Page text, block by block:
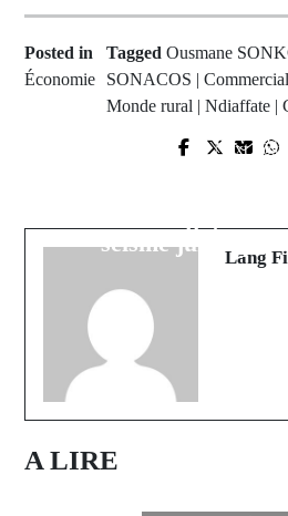
Posted in
Économie
Tagged Ousmane
SONACOS |
Monde rural | Ndiaffate |
Prev Post
effet
Next Post
séisme juridique
Lang
A LIRE